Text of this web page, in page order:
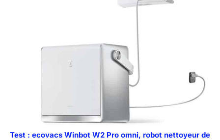
Test : ecovacs Winbot W2 Pro omni, robot nettoyeur de